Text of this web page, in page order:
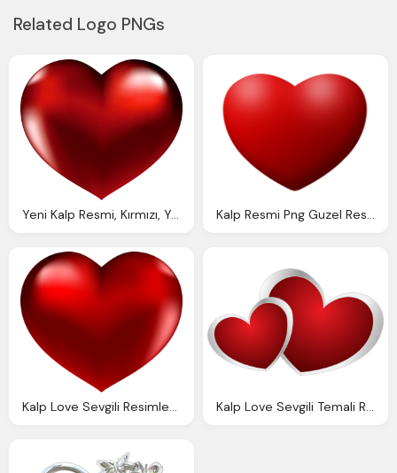
Related Logo PNGs
Yeni Kalp Resmi, Kırmızı, Yansıma, Kalp Png Kalp Resmi Png Guzel Resimler
Kalp Love Sevgili Resimleri Ask Sevgi Kalp Love Sevgili Temali Resimler